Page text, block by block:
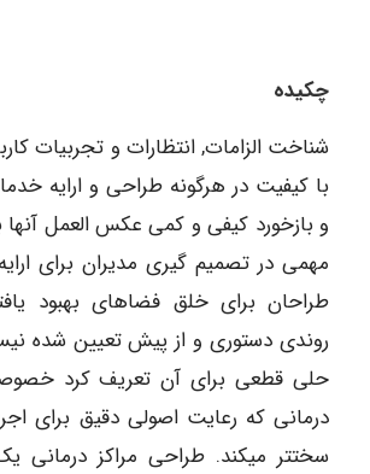
چکیده
شناخت الزامات, انتظارات و تجربیات
با کیفیت در هرگونه طراحی و ارایه
و بازخورد کیفی و کمی عکس العمل
مهمی در تصمیم گیری مدیران برای
طراحان برای خلق فضاهای بهبود
روندی دستوری و از پیش تعیین شده
حلی قطعی برای آن تعریف کرد خصوصا
درمانی که رعایت اصولی دقیق برای
سخت­تر می­کند. طراحی مراکز درمانی